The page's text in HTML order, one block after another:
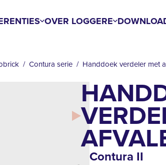
OVER LOGGERE
Contura serie Handdoek verdeler met
Contura II